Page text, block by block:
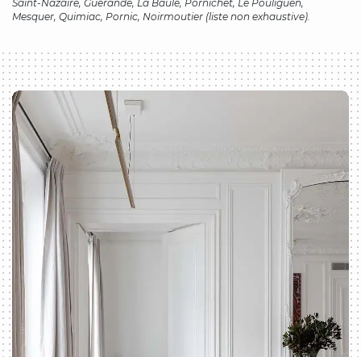
Saint-Nazaire, Guérande, La Baule, Pornichet, Le Pouliguen,
Mesquer, Quimiac, Pornic, Noirmoutier (liste non exhaustive).